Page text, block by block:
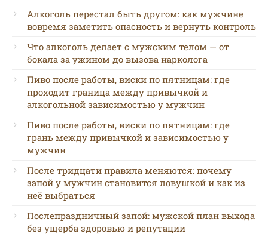
Алкоголь перестал быть другом: как мужчине
вовремя заметить опасность и вернуть контроль
Что алкоголь делает с мужским телом — от
бокала за ужином до вызова нарколога
Пиво после работы, виски по пятницам: где
проходит граница между привычкой и
алкогольной зависимостью у мужчин
Пиво после работы, виски по пятницам: где
грань между привычкой и зависимостью у
мужчин
После тридцати правила меняются: почему
запой у мужчин становится ловушкой и как из
неё выбраться
Послепраздничный запой: мужской план выхода
без ущерба здоровью и репутации